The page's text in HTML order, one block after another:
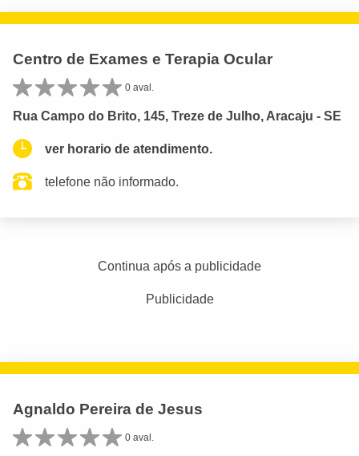
Centro de Exames e Terapia Ocular
0 aval.
Rua Campo do Brito, 145, Treze de Julho, Aracaju - SE
ver horario de atendimento.
telefone não informado.
Continua após a publicidade
Publicidade
Agnaldo Pereira de Jesus
0 aval.